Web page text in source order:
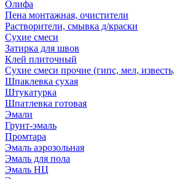
Олифа
Пена монтажная, очистители
Растворители, смывка д/краски
Сухие смеси
Затирка для швов
Клей плиточный
Сухие смеси прочие (гипс, мел,
Шпаклевка сухая
Штукатурка
Шпатлевка готовая
Эмали
Грунт-эмаль
Промтара
Эмаль аэрозольная
Эмаль для пола
Эмаль НЦ